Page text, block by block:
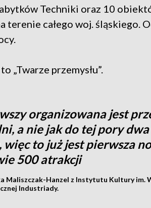
Techniki oraz 10
terenie całego woj. śląskiego.
„Twarze przemysłu”.
organizowana jest
a nie jak do tej pory
więc to już jest pierwsza
500 atrakcji
Maliszczak-Hanzel z Instytutu Kultury im.
Industriady.